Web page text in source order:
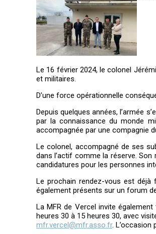
Le 16 février 2024, le colonel
et militaires.
D’une force opérationnelle
Depuis quelques années, l’armée
par la connaissance du monde
accompagnée par une compagnie
Le colonel, accompagné de ses
dans l’actif comme la réserve.
candidatures pour les personnes
Le prochain rendez-vous est déjà
également présents sur un forum
La MFR de Vercel invite
heures 30 à 15 heures 30, avec
mfr.vercel@mfr.asso.fr. L’occasion